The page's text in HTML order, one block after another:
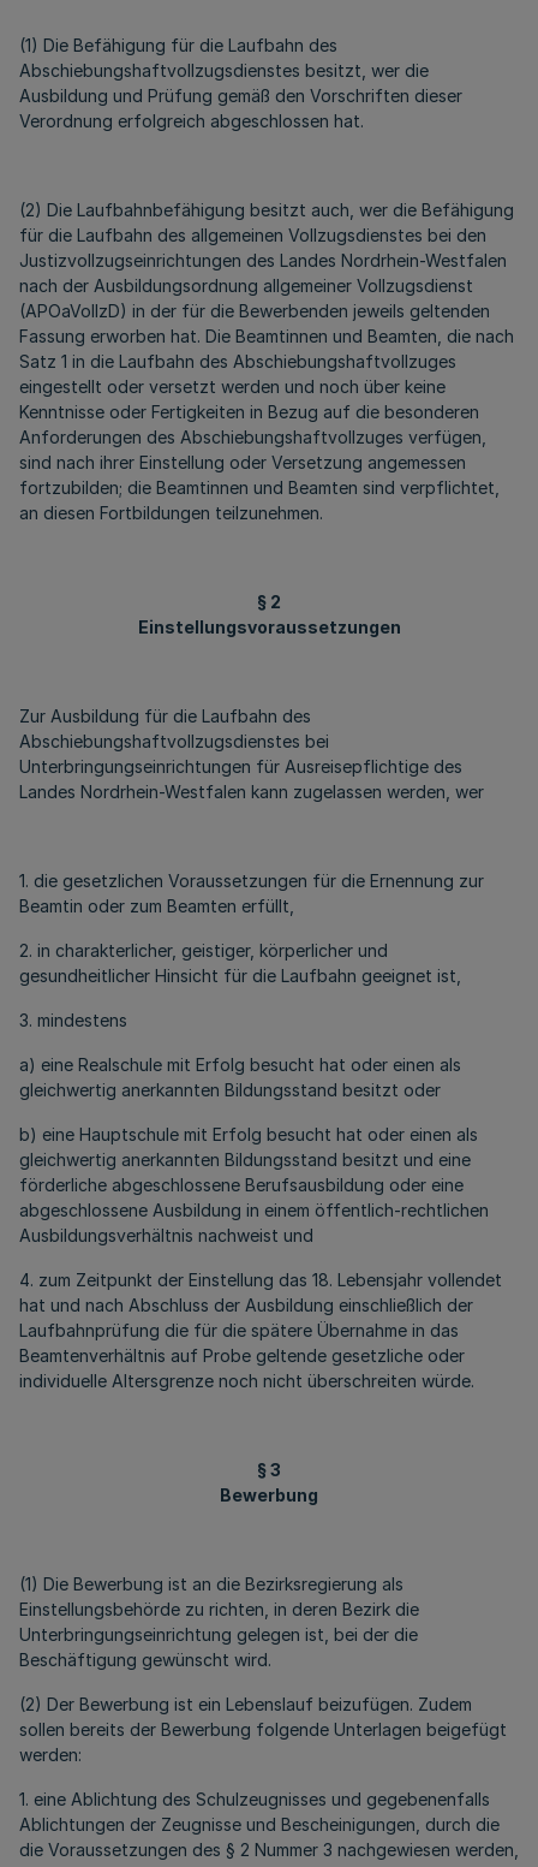
(1) Die Befähigung für die Laufbahn des
Abschiebungshaftvollzugsdienstes besitzt, wer die
Ausbildung und Prüfung gemäß den Vorschriften dieser
Verordnung erfolgreich abgeschlossen hat.
(2) Die Laufbahnbefähigung besitzt auch, wer die Befähigung
für die Laufbahn des allgemeinen Vollzugsdienstes bei den
Justizvollzugseinrichtungen des Landes Nordrhein-Westfalen
nach der Ausbildungsordnung allgemeiner Vollzugsdienst
(APOaVollzD) in der für die Bewerbenden jeweils geltenden
Fassung erworben hat. Die Beamtinnen und Beamten, die nach
Satz 1 in die Laufbahn des Abschiebungshaftvollzuges
eingestellt oder versetzt werden und noch über keine
Kenntnisse oder Fertigkeiten in Bezug auf die besonderen
Anforderungen des Abschiebungshaftvollzuges verfügen,
sind nach ihrer Einstellung oder Versetzung angemessen
fortzubilden; die Beamtinnen und Beamten sind verpflichtet,
an diesen Fortbildungen teilzunehmen.
§ 2
Einstellungsvoraussetzungen
Zur Ausbildung für die Laufbahn des
Abschiebungshaftvollzugsdienstes bei
Unterbringungseinrichtungen für Ausreisepflichtige des
Landes Nordrhein-Westfalen kann zugelassen werden, wer
1. die gesetzlichen Voraussetzungen für die Ernennung zur
Beamtin oder zum Beamten erfüllt,
2. in charakterlicher, geistiger, körperlicher und
gesundheitlicher Hinsicht für die Laufbahn geeignet ist,
3. mindestens
a) eine Realschule mit Erfolg besucht hat oder einen als
gleichwertig anerkannten Bildungsstand besitzt oder
b) eine Hauptschule mit Erfolg besucht hat oder einen als
gleichwertig anerkannten Bildungsstand besitzt und eine
förderliche abgeschlossene Berufsausbildung oder eine
abgeschlossene Ausbildung in einem öffentlich-rechtlichen
Ausbildungsverhältnis nachweist und
4. zum Zeitpunkt der Einstellung das 18. Lebensjahr vollendet
hat und nach Abschluss der Ausbildung einschließlich der
Laufbahnprüfung die für die spätere Übernahme in das
Beamtenverhältnis auf Probe geltende gesetzliche oder
individuelle Altersgrenze noch nicht überschreiten würde.
§ 3
Bewerbung
(1) Die Bewerbung ist an die Bezirksregierung als
Einstellungsbehörde zu richten, in deren Bezirk die
Unterbringungseinrichtung gelegen ist, bei der die
Beschäftigung gewünscht wird.
(2) Der Bewerbung ist ein Lebenslauf beizufügen. Zudem
sollen bereits der Bewerbung folgende Unterlagen beigefügt
werden:
1. eine Ablichtung des Schulzeugnisses und gegebenenfalls
Ablichtungen der Zeugnisse und Bescheinigungen, durch die
die Voraussetzungen des § 2 Nummer 3 nachgewiesen werden,